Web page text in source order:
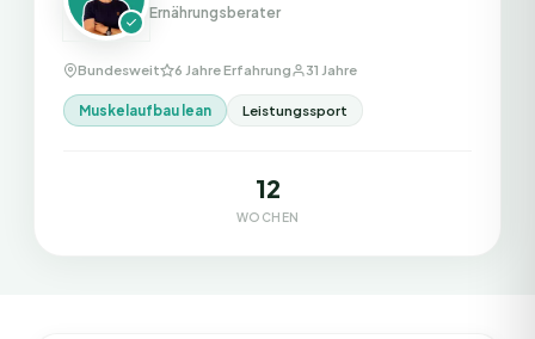
Ernährungsberater
Bundesweit 6 Jahre Erfahrung 31 Jahre
Muskelaufbau lean Leistungssport
12
WOCHEN